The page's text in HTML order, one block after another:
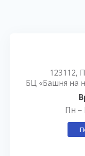
123112,
БЦ «Башня на
Пн –